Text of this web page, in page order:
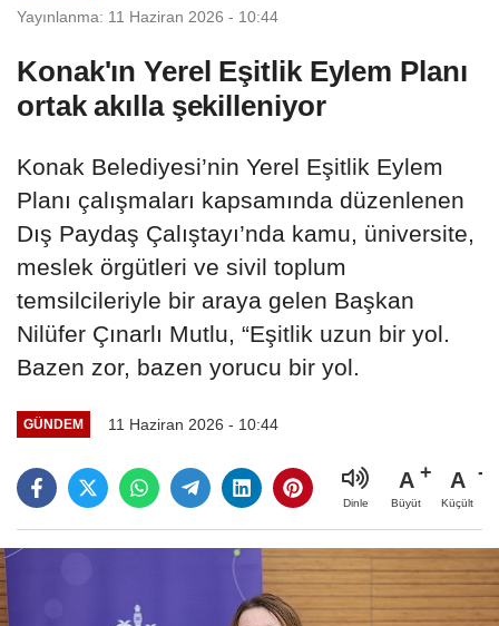
Yayınlanma: 11 Haziran 2026 - 10:44
Konak'ın Yerel Eşitlik Eylem Planı
ortak akılla şekilleniyor
Konak Belediyesi’nin Yerel Eşitlik Eylem
Planı çalışmaları kapsamında düzenlenen
Dış Paydaş Çalıştayı’nda kamu, üniversite,
meslek örgütleri ve sivil toplum
temsilcileriyle bir araya gelen Başkan
Nilüfer Çınarlı Mutlu, “Eşitlik uzun bir yol.
Bazen zor, bazen yorucu bir yol.
GÜNDEM 11 Haziran 2026 - 10:44
Dinle
A
Büyüt
A
Küçült